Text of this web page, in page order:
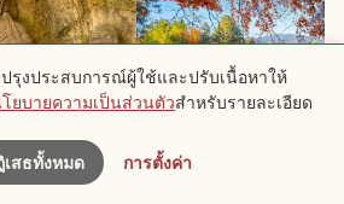
ตะ: มะไกบุตสึ
ทะเลสาบคินรินโกะ ยูฟุอิ
ใกล้เคียง
รุงประสบการณ์ผู้ใช้และปรับเนื้อหาให้
ยบายความเป็นส่วนตัวสำหรับรายละเอียด
สธทั้งหมด การตั้งค่า